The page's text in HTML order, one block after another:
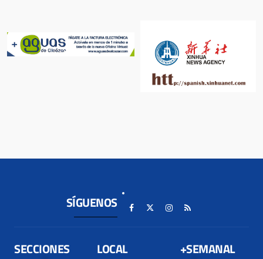
SÍGUENOS
SECCIONES LOCAL +SEMANAL